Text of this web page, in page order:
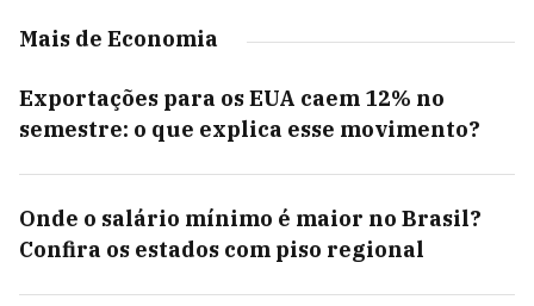
Mais de Economia
Exportações para os EUA caem 12% no
semestre: o que explica esse movimento?
Onde o salário mínimo é maior no Brasil?
Confira os estados com piso regional